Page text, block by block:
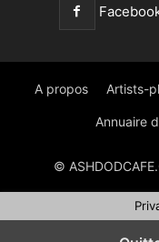
A propos Artists-
Annuaire
©